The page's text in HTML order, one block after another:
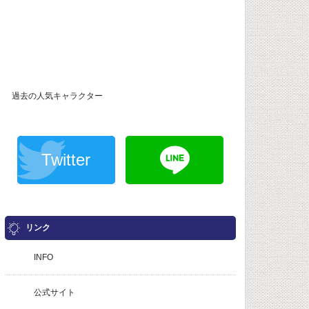
過去の人気キャラクター
Twitter
リンク
INFO
公式サイト